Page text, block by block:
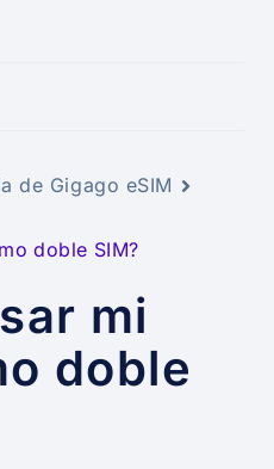
de Gigago eSIM
doble SIM?
mi
doble